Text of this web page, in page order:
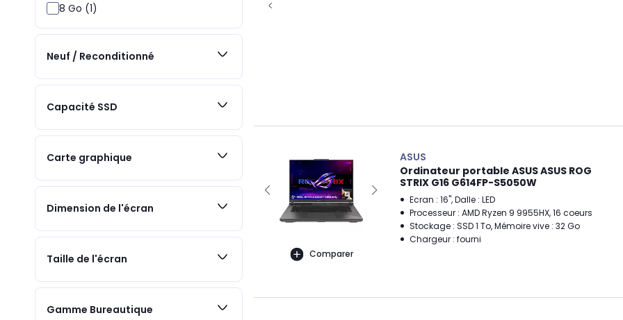
8 Go (1)
Neuf / Reconditionné
Capacité SSD
Carte graphique
Dimension de l'écran
Taille de l'écran
Gamme Bureautique
Comparer
ASUS
Ordinateur portable ASUS ASUS ROG
STRIX G16 G614FP-S5050W
Ecran : 16", Dalle : LED
Processeur : AMD Ryzen 9 9955HX, 16 coeurs
Stockage : SSD 1 To, Mémoire vive : 32 Go
Chargeur : fourni